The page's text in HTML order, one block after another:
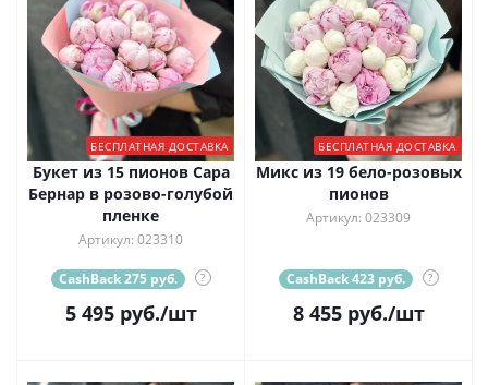
БЕСПЛАТНАЯ ДОСТАВКА
Букет из 15 пионов Сара
Бернар в розово-голубой
пленке
Артикул: 023310
CashBack 275 руб. ?
5 495руб./шт
БЕСПЛАТНАЯ ДОСТАВКА
Микс из 19 бело-розовых
пионов
Артикул: 023309
CashBack 423 руб. ?
8 455руб./шт